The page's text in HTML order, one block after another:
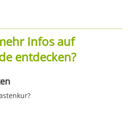
Infos auf
entdecken?